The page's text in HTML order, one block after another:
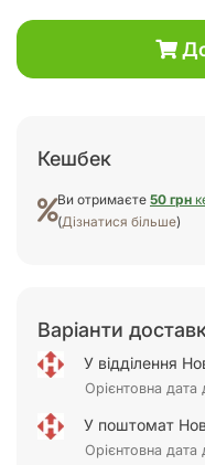
Кешбек
Ви отримаєте 50 грн
(Дізнатися більше)
Варіанти
У відділення
Орієнтовна дата
У поштомат
Орієнтовна дата